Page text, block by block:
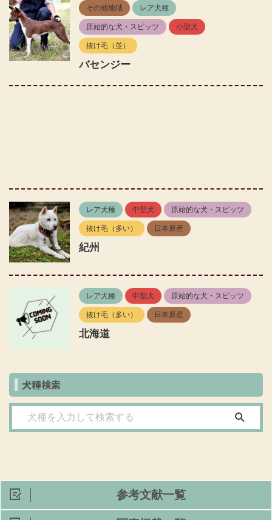
その他地域 レア犬種
原始的な犬・スピッツ 小型犬
抜け毛（並）
バセンジー
レア犬種 中型犬 原始的な犬・スピッツ
抜け毛（多い） 日本原産
紀州
レア犬種 中型犬 原始的な犬・スピッツ
抜け毛（多い） 日本原産
北海道
犬種検索
参考文献一覧